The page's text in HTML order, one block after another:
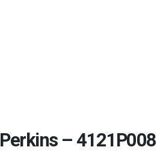
Perkins–4121P008